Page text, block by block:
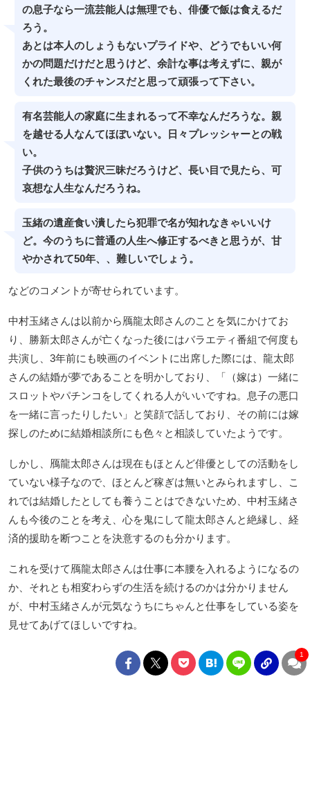
の息子なら一流芸能人は無理でも、俳優で飯は食えるだ
ろう。
あとは本人のしょうもないプライドや、どうでもいい何
かの問題だけだと思うけど、余計な事は考えずに、親が
くれた最後のチャンスだと思って頑張って下さい。
有名芸能人の家庭に生まれるって不幸なんだろうな。親
を越せる人なんてほぼいない。日々プレッシャーとの戦
い。
子供のうちは贅沢三昧だろうけど、長い目で見たら、可
哀想な人生なんだろうね。
玉緒の遺産食い潰したら犯罪で名が知れなきゃいいけ
ど。今のうちに普通の人生へ修正するべきと思うが、甘
やかされて50年、、難しいでしょう。
などのコメントが寄せられています。
中村玉緒さんは以前から鴈龍太郎さんのことを気にかけてお
り、勝新太郎さんが亡くなった後にはバラエティ番組で何度も
共演し、3年前にも映画のイベントに出席した際には、龍太郎
さんの結婚が夢であることを明かしており、「（嫁は）一緒に
スロットやパチンコをしてくれる人がいいですね。息子の悪口
を一緒に言ったりしたい」と笑顔で話しており、その前には嫁
探しのために結婚相談所にも色々と相談していたようです。
しかし、鴈龍太郎さんは現在もほとんど俳優としての活動をし
ていない様子なので、ほとんど稼ぎは無いとみられますし、こ
れでは結婚したとしても養うことはできないため、中村玉緒さ
んも今後のことを考え、心を鬼にして龍太郎さんと絶縁し、経
済的援助を断つことを決意するのも分かります。
これを受けて鴈龍太郎さんは仕事に本腰を入れるようになるの
か、それとも相変わらずの生活を続けるのかは分かりません
が、中村玉緒さんが元気なうちにちゃんと仕事をしている姿を
見せてあげてほしいですね。
1